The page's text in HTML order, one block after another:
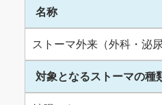
名称
ストーマ外来（外科・泌尿
対象となるストーマの種